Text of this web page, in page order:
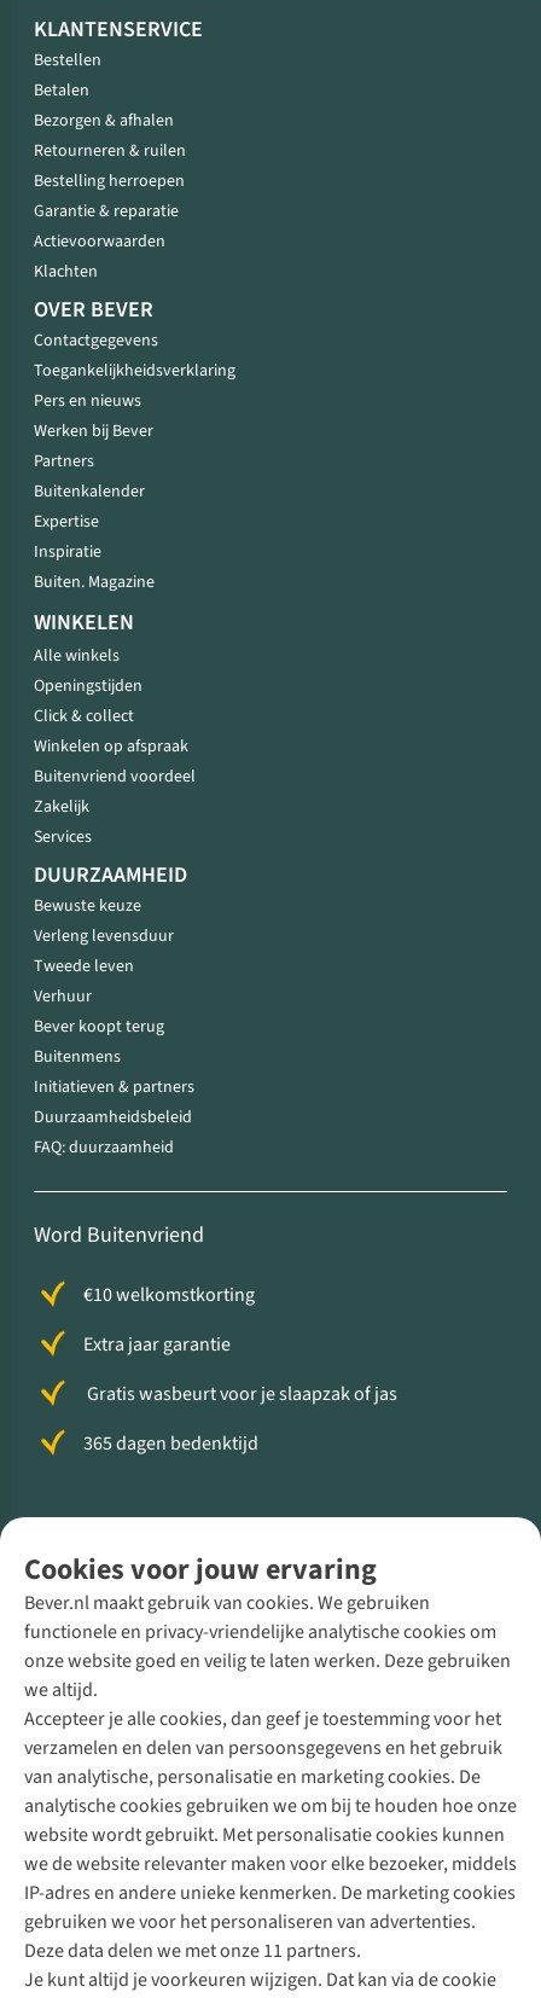
Cookies voor jouw ervaring
Bever.nl maakt gebruik van cookies. We gebruiken
functionele en privacy-vriendelijke analytische cookies om
onze website goed en veilig te laten werken. Deze gebruiken
we altijd.
Accepteer je alle cookies, dan geef je toestemming voor het
verzamelen en delen van persoonsgegevens en het gebruik
van analytische, personalisatie en marketing cookies. De
analytische cookies gebruiken we om bij te houden hoe onze
website wordt gebruikt. Met personalisatie cookies kunnen
we de website relevanter maken voor elke bezoeker, middels
IP-adres en andere unieke kenmerken. De marketing cookies
gebruiken we voor het personaliseren van advertenties.
Deze data delen we met onze 11 partners.
Je kunt altijd je voorkeuren wijzigen. Dat kan via de cookie
KLANTENSERVICE
Bestellen
Betalen
Bezorgen & afhalen
Retourneren & ruilen
Bestelling herroepen
Garantie & reparatie
Actievoorwaarden
Klachten
OVER BEVER
Contactgegevens
Toegankelijkheidsverklaring
Pers en nieuws
Werken bij Bever
Partners
Buitenkalender
Expertise
Inspiratie
Buiten. Magazine
WINKELEN
Alle winkels
Openingstijden
Click & collect
Winkelen op afspraak
Buitenvriend voordeel
Zakelijk
Services
DUURZAAMHEID
Bewuste keuze
Verleng levensduur
Tweede leven
Verhuur
Bever koopt terug
Buitenmens
Initiatieven & partners
Duurzaamheidsbeleid
FAQ: duurzaamheid
Word Buitenvriend
€10 welkomstkorting
Extra jaar garantie
Gratis wasbeurt voor je slaapzak of jas
365 dagen bedenktijd
Direct advies van een Buitenexpert
+31 (0)85 888 50 88
+31 6 12 28 49 80
Contactformulier